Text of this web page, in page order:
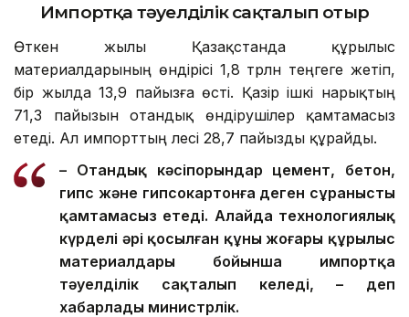
Импортқа тәуелділік сақталып отыр
Өткен жылы Қазақстанда құрылыс
материалдарының өндірісі 1,8 трлн теңгеге жетіп,
бір жылда 13,9 пайызға өсті. Қазір ішкі нарықтың
71,3 пайызын отандық өндірушілер қамтамасыз
етеді. Ал импорттың үлесі 28,7 пайызды құрайды.
– Отандық кәсіпорындар цемент, бетон,
гипс және гипсокартонға деген сұранысты
қамтамасыз етеді. Алайда технологиялық
күрделі әрі қосылған құны жоғары құрылыс
материалдары бойынша импортқа
тәуелділік сақталып келеді, – деп
хабарлады министрлік.